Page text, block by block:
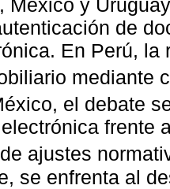
México y
de
En Perú, la
mediante
el debate
frente
ajustes
se enfrenta al